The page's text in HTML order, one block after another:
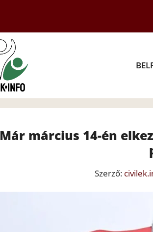
Már március 14-én
Szerző: